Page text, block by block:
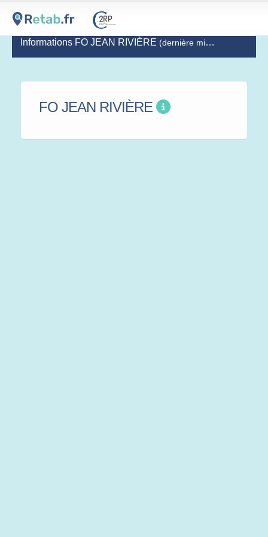
Informations FO JEAN RIVIÈRE (dernière mise à jour le 03-12-2019)
FO JEAN RIVIÈRE